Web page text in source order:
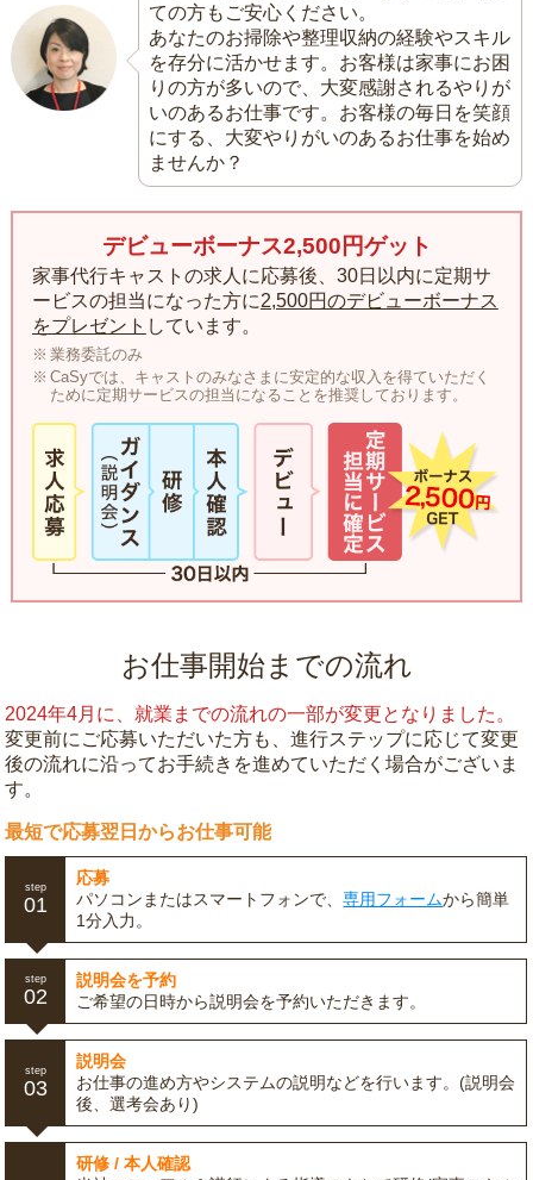
ての方もご安心ください。
あなたのお掃除や整理収納の経験やスキル
を存分に活かせます。お客様は家事にお困
りの方が多いので、大変感謝されるやりが
いのあるお仕事です。お客様の毎日を笑顔
にする、大変やりがいのあるお仕事を始め
ませんか？
デビューボーナス2,500円ゲット
家事代行キャストの求人に応募後、30日以内に定期サ
ービスの担当になった方に2,500円のデビューボーナス
をプレゼント しています。
業務委託のみ
CaSyでは、キャストのみなさまに安定的な収入を得ていただく
ために定期サービスの担当になることを推奨しております。
お仕事開始までの流れ
2024年4月に、就業までの流れの一部が変更となりました。
変更前にご応募いただいた方も、進行ステップに応じて変更
後の流れに沿ってお手続きを進めていただく場合がございま
す。
最短で応募翌日からお仕事可能
step
01
応募
パソコンまたはスマートフォンで、専用フォームから簡単
1分入力。
step
02
説明会を予約
ご希望の日時から説明会を予約いただきます。
step
03
説明会
お仕事の進め方やシステムの説明などを行います。(説明会
後、選考会あり)
研修 / 本人確認